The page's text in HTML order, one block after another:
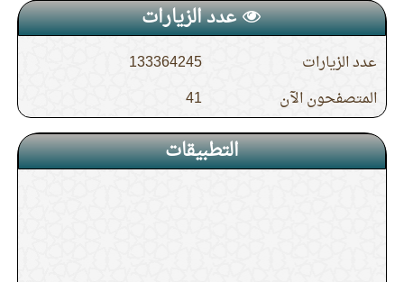
عدد الزيارات
عدد الزيارات
133364245
المتصفحون الآن
41
التطبيقات